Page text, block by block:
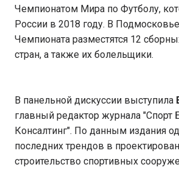
Чемпионатом Мира по Футболу,
России в 2018 году. В
Чемпионата разместятся 12
стран, а также их болельщики.
В панельной дискуссии выступила
главный редактор журнала "Спорт
Консалтинг". По данным издания
последних трендов в
строительство спортивных